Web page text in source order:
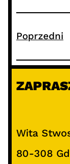
Poprzedni
Wita
80-308